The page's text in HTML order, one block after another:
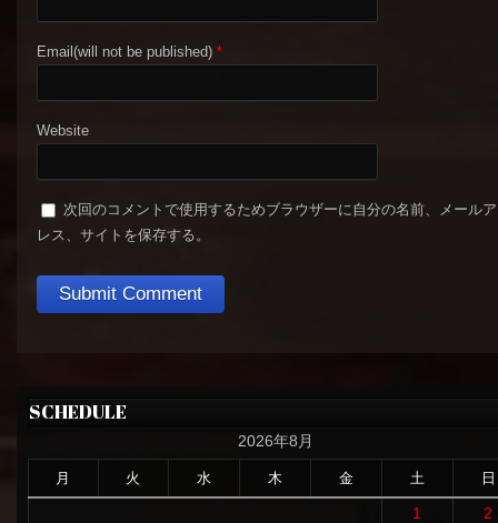
Email(will not be published) *
Website
次回のコメントで使用するためブラウザーに自分の名前、メール
レス、サイトを保存する。
SCHEDULE
2026年8月
月 火 水 木 金 土 日
1
2